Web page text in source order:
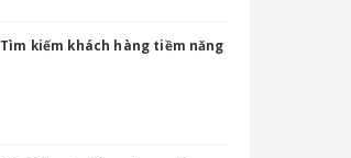
Tìm kiếm khách hàng tiềm năng